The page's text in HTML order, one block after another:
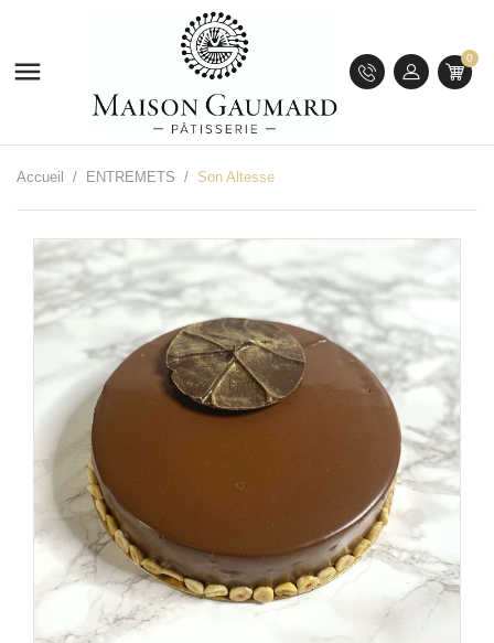
 0
Accueil ENTREMETS Son Altesse